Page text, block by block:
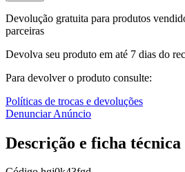
Devolução gratuita para produtos
parceiras
Devolva seu produto em até 7 dias do
Para devolver o produto consulte:
Políticas de trocas e devoluções
Denunciar Anúncio
Descrição e ficha técnica